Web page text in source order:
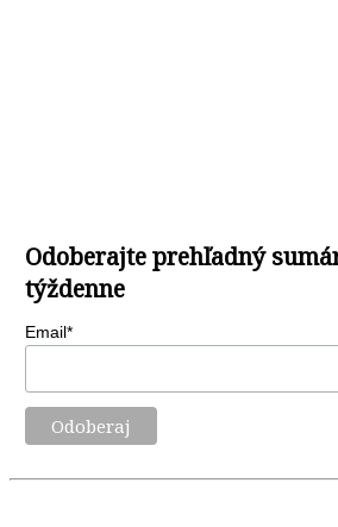
Odoberajte prehľadný
týždenne
Email*